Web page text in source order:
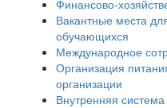
Финансово-
Вакантные места
обучающихся
Международное
Организация
организации
Внутренняя